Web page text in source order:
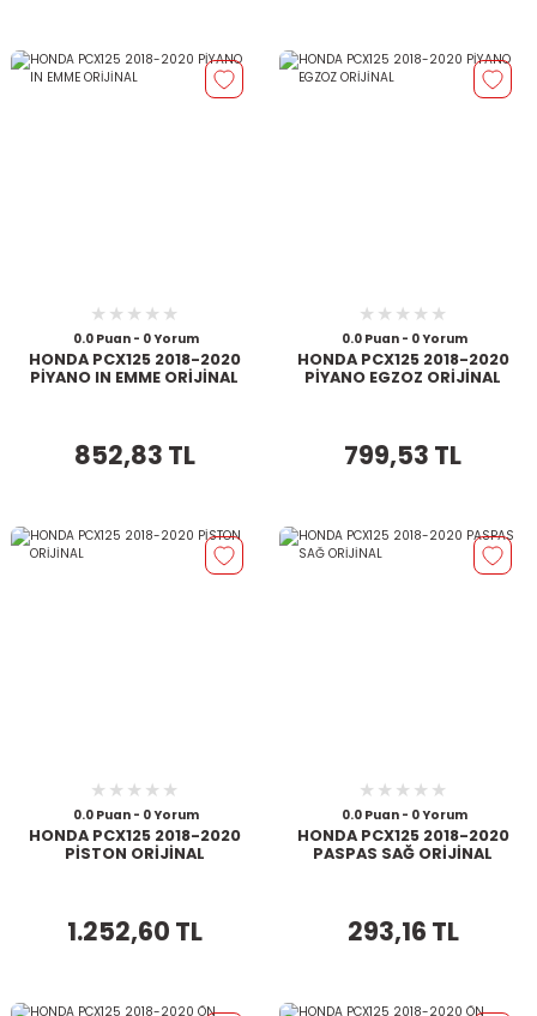
0.0 Puan - 0 Yorum
HONDA PCX125 2018-2020
PİYANO IN EMME ORİJİNAL
852,83 TL
0.0 Puan - 0 Yorum
HONDA PCX125 2018-2020
PİYANO EGZOZ ORİJİNAL
799,53 TL
0.0 Puan - 0 Yorum
HONDA PCX125 2018-2020
PİSTON ORİJİNAL
1.252,60 TL
0.0 Puan - 0 Yorum
HONDA PCX125 2018-2020
PASPAS SAĞ ORİJİNAL
293,16 TL